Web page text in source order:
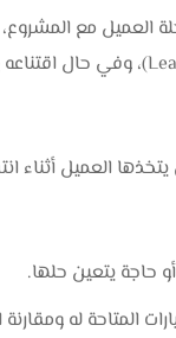
العميل مع
العميل أثناء
حاجة يتعين حلها.
المتاحة له ومقارنة